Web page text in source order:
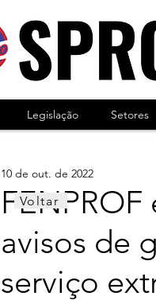
Legislação Setores
avisos de
serviço
10 de out. de 2022
Voltar